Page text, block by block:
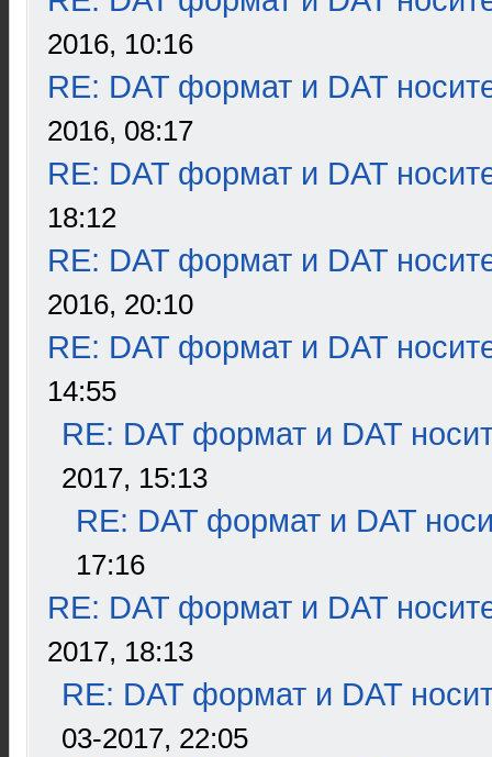
2016, 10:16
RE: DAT формат и DAT
2016, 08:17
RE: DAT формат и DAT
18:12
RE: DAT формат и DAT
2016, 20:10
RE: DAT формат и DAT
14:55
RE: DAT формат и DAT
2017, 15:13
RE: DAT формат и DAT
17:16
RE: DAT формат и DAT
2017, 18:13
RE: DAT формат и DAT
03-2017, 22:05